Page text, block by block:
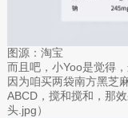
图源：淘宝
而且吧，小Yoo是觉得
因为咱买两袋南方黑芝
ABCD，搅和搅和，那
头.jpg）